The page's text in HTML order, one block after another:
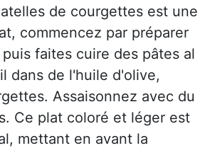
de courgettes est une
commencez par préparer
faites cuire des pâtes al
dans de l'huile d'olive,
Assaisonnez avec du
Ce plat coloré et léger est
mettant en avant la